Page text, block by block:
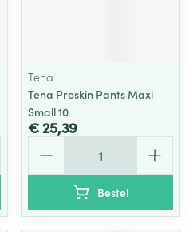
Tena
Tena Proskin Pants Maxi
Small 10
€ 25,39
Bestel